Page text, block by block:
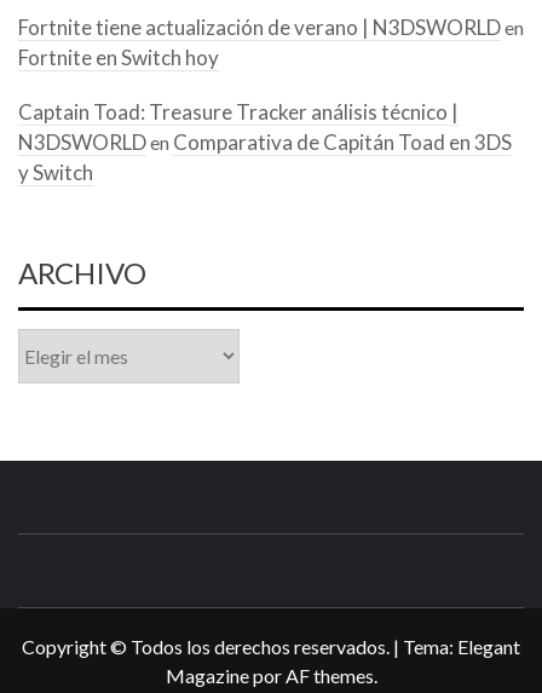
Fortnite tiene actualización de verano | N3DSWORLDen
Fortnite en Switch hoy
Captain Toad: Treasure Tracker análisis técnico |
N3DSWORLDen Comparativa de Capitán Toad en 3DS
y Switch
ARCHIVO
Copyright © Todos los derechos reservados. | Tema: Elegant
MagazineporAF themes.